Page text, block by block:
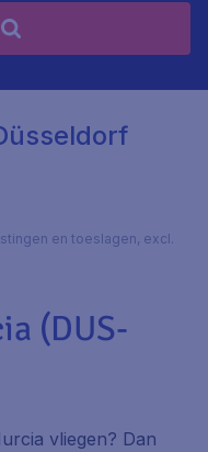
en toeslagen, excl.
(DUS-
vliegen? Dan